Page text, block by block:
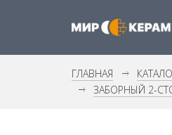
ГЛАВНАЯ
ЗАБОРНЫЙ 2-